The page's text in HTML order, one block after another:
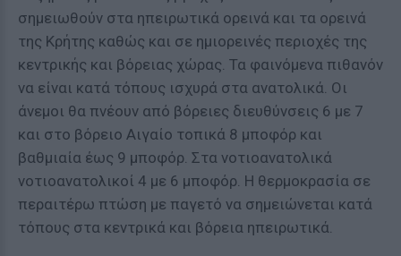
σημειωθούν στα ηπειρωτικά ορεινά και τα ορεινά
της Κρήτης καθώς και σε ημιορεινές περιοχές της
κεντρικής και βόρειας χώρας. Τα φαινόμενα πιθανόν
να είναι κατά τόπους ισχυρά στα ανατολικά. Οι
άνεμοι θα πνέουν από βόρειες διευθύνσεις 6 με 7
και στο βόρειο Αιγαίο τοπικά 8 μποφόρ και
βαθμιαία έως 9 μποφόρ. Στα νοτιοανατολικά
νοτιοανατολικοί 4 με 6 μποφόρ. Η θερμοκρασία σε
περαιτέρω πτώση με παγετό να σημειώνεται κατά
τόπους στα κεντρικά και βόρεια ηπειρωτικά.